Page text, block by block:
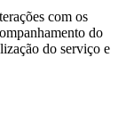
com os
do
do serviço e